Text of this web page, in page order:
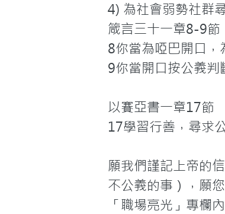
4) 為社會弱勢社群
箴言三十一章8-9節
8你當為啞巴開口，
9你當開口按公義判
以賽亞書一章17節
17學習行善，尋求
願我們謹記上帝的
不公義的事），願
「職場亮光」專欄